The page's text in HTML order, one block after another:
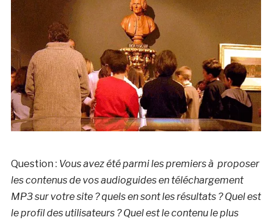
Question : Vous avez été parmi les premiers à proposer
les contenus de vos audioguides en téléchargement
MP3 sur votre site ? quels en sont les résultats ? Quel est
le profil des utilisateurs ? Quel est le contenu le plus